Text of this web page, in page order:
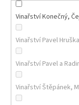
Vinařství Konečný,
Vinařství Pavel
Vinařství Pavel a
Vinařství Štěpánek,